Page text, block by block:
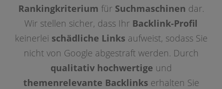
Rankingkriterium für Suchmaschinen dar.
Wir stellen sicher, dass Ihr Backlink-Profil
keinerlei schädliche Links aufweist, sodass Sie
nicht von Google abgestraft werden. Durch
qualitativ hochwertige und
themenrelevante Backlinks erhalten Sie